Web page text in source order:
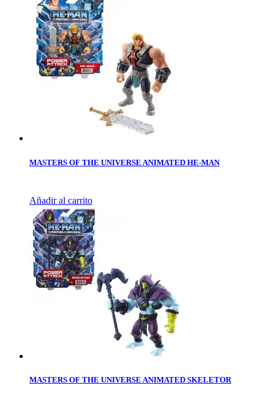
MASTERS OF THE UNIVERSE ANIMATED HE-MAN
Añadir al carrito
MASTERS OF THE UNIVERSE ANIMATED SKELETOR